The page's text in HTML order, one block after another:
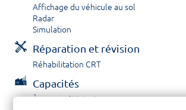
Affichage du véhicule au sol
Radar
Simulation
Réparation et révision
Réhabilitation CRT
Capacités
À propos / Historique